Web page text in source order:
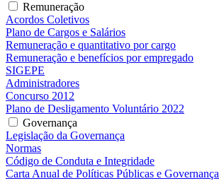
Remuneração
Acordos Coletivos
Plano de Cargos e Salários
Remuneração e quantitativo por cargo
Remuneração e benefícios por empregado
SIGEPE
Administradores
Concurso 2012
Plano de Desligamento Voluntário 2022
Governança
Legislação da Governança
Normas
Código de Conduta e Integridade
Carta Anual de Políticas Públicas e Governança